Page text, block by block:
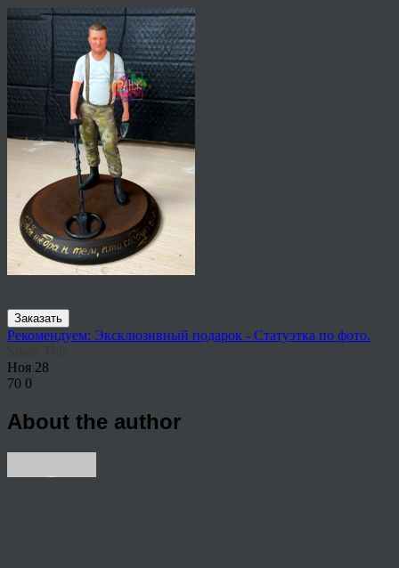
Заказать
Рекомендуем: Эксклюзивный подарок - Статуэтка по фото.
Ноя 28
70 0
About the author